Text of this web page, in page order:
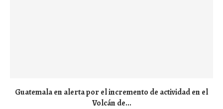
Guatemala en alerta por el incremento de actividad en el
Volcán de...